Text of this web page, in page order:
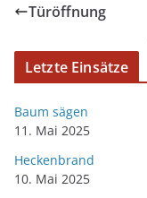
Türöffnung
Letzte Einsätze
Baum sägen
11. Mai 2025
Heckenbrand
10. Mai 2025